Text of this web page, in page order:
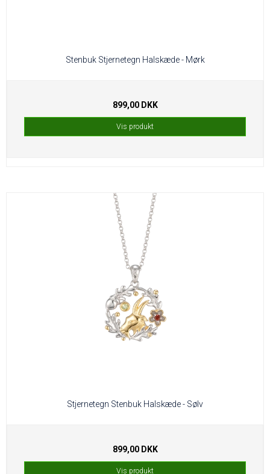
Stenbuk Stjernetegn Halskæde - Mørk
899,00 DKK
Vis produkt
Stjernetegn Stenbuk Halskæde - Sølv
899,00 DKK
Vis produkt